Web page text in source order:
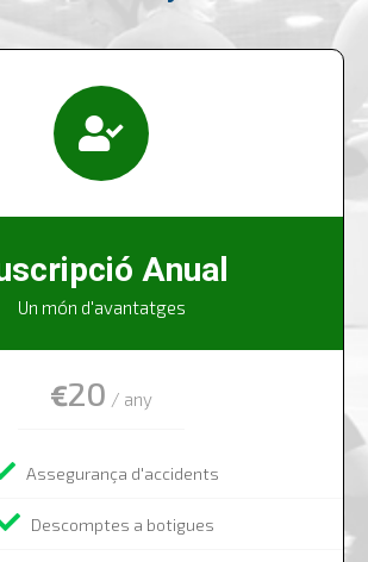
Anual​
Un món d'avantatges
€20 / any
Assegurança d'accidents
Descomptes a botigues